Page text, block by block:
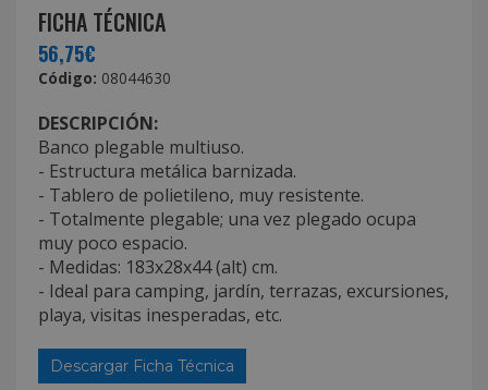
FICHA TÉCNICA
56,75€
Código: 08044630
DESCRIPCIÓN:
Banco plegable multiuso.
- Estructura metálica barnizada.
- Tablero de polietileno, muy resistente.
- Totalmente plegable; una vez plegado ocupa
muy poco espacio.
- Medidas: 183x28x44 (alt) cm.
- Ideal para camping, jardín, terrazas, excursiones,
playa, visitas inesperadas, etc.
Descargar Ficha Técnica